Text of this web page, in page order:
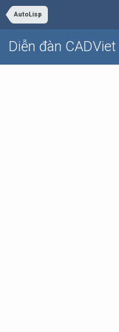
AutoLisp
Diễn đàn CADViet